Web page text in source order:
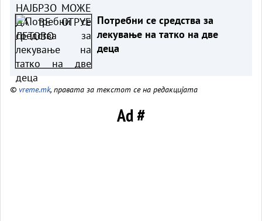
Потребни се средства за
лекување на татко на две
деца
© vreme.mk, правата за текстот се на редакцијата
Ad #